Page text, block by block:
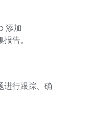
添加
告。
进行跟踪、确